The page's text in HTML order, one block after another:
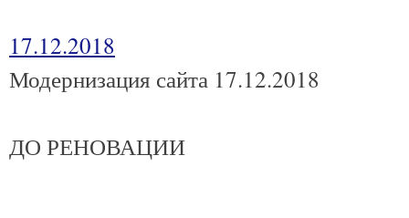
17.12.2018
Модернизация сайта 17.12.2018
ДО РЕНОВАЦИИ